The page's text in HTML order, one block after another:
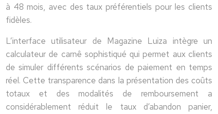
à 48 mois, avec des taux préférentiels pour les clients
fidèles.
L’interface utilisateur de Magazine Luiza intègre un
calculateur de carnê sophistiqué qui permet aux clients
de simuler différents scénarios de paiement en temps
réel. Cette transparence dans la présentation des coûts
totaux et des modalités de remboursement a
considérablement réduit le taux d’abandon panier,